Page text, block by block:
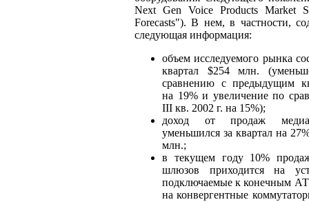
Next Gen Voice Products Market
Forecasts"). В нем, в частности,
следующая информация:
объем исследуемого рынка
квартал $254 млн.
сравнению с предыдущим
на 19% и увеличение по
III кв. 2002 г. на 15%);
доход от продаж
уменьшился за квартал на
млн.;
в текущем году 10%
шлюзов приходится на
подключаемые к конечным
на конвергентные